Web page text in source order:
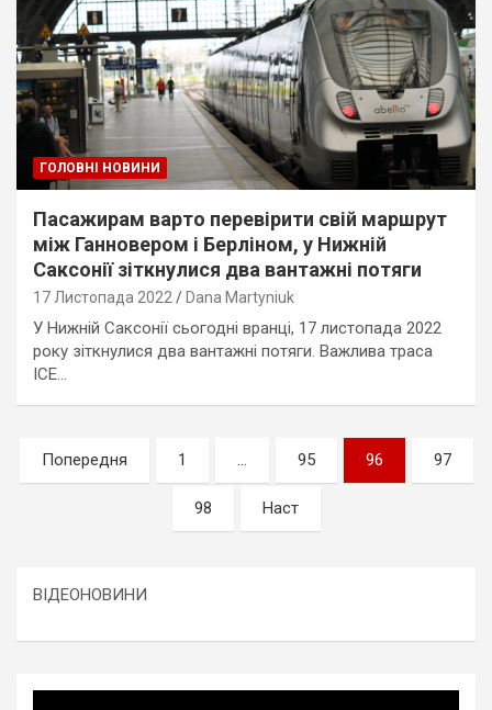
ГОЛОВНІ НОВИНИ
Пасажирам варто перевірити свій маршрут
між Ганновером і Берліном, у Нижній
Саксонії зіткнулися два вантажні потяги
17 Листопада 2022 Dana Martyniuk
У Нижній Саксонії сьогодні вранці, 17 листопада 2022
року зіткнулися два вантажні потяги. Важлива траса
ICE…
Пагінація
записів
Попередня 1 … 95 96 97
98 Наст
ВІДЕОНОВИНИ